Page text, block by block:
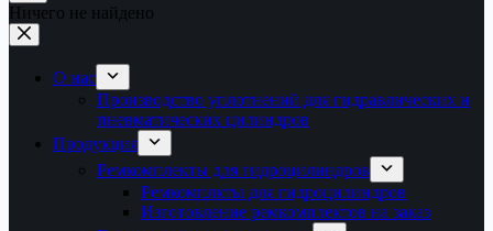
Ничего не найдено
О нас
Производство уплотнений для гидравлических и
пневматических цилиндров
Продукция
Ремкомплекты для гидроцилиндров
Ремкомплкты для гидроцилиндров
Изготовление ремкомплектов на заказ